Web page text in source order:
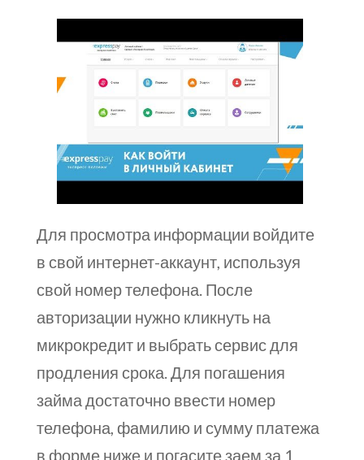
Для просмотра информации войдите
в свой интернет-аккаунт, используя
свой номер телефона. После
авторизации нужно кликнуть на
микрокредит и выбрать сервис для
продления срока. Для погашения
займа достаточно ввести номер
телефона, фамилию и сумму платежа
в форме ниже и погасите заем за 1